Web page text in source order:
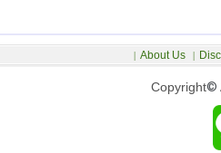
Copyright©
| About Us |